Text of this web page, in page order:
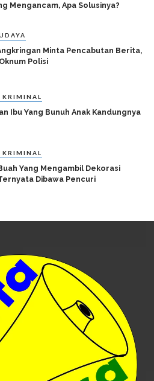
Mengancam, Apa Solusinya?
Minta Pencabutan Berita,
Polisi
Ibu Yang Bunuh Anak Kandungnya
Yang Mengambil Dekorasi
Dibawa Pencuri